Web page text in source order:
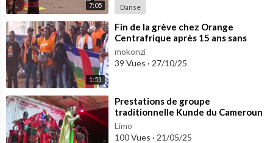
7:05 Danse
1:51
⁣⁣Fin de la grève chez Orange
Centrafrique après 15 ans sans
augmentation de salaire
mokonzi
39 Vues · 27/10/25
⁣Prestations de groupe
traditionnelle Kunde du Cameroun
au TÎ-Ï FESTIVAL, 4ème édition (22
avril 2025
Limo
100 Vues · 21/05/25